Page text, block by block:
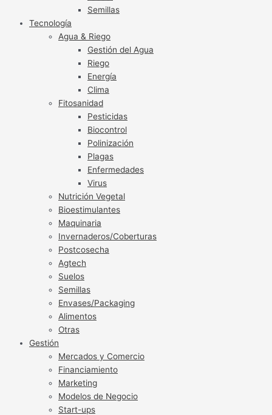
Semillas
Tecnología
Agua & Riego
Gestión del Agua
Riego
Energía
Clima
Fitosanidad
Pesticidas
Biocontrol
Polinización
Plagas
Enfermedades
Virus
Nutrición Vegetal
Bioestimulantes
Maquinaria
Invernaderos/Coberturas
Postcosecha
Agtech
Suelos
Semillas
Envases/Packaging
Alimentos
Otras
Gestión
Mercados y Comercio
Financiamiento
Marketing
Modelos de Negocio
Start-ups